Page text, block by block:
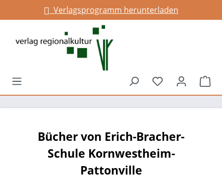
springenVerlagsprogramm herunterladen
Du hast 0
Bücher von Erich-Bracher-
Schule Kornwestheim-
Pattonville